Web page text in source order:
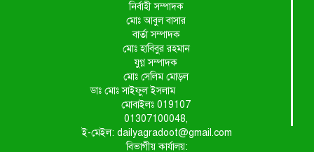
নির্বাহী সম্পাদক
মোঃ আবুল বাসার
বার্তা সম্পাদক
মোঃ হাবিবুর রহমান
যুগ্ন সম্পাদক
মোঃ সেলিম মোড়ল
ডাঃ মোঃ সাইফুল ইসলাম
মোবাইলঃ 019107
01307100048,
ই-মেইল: dailyagradoot@gmail.com
বিভাগীয় কার্যালয়: